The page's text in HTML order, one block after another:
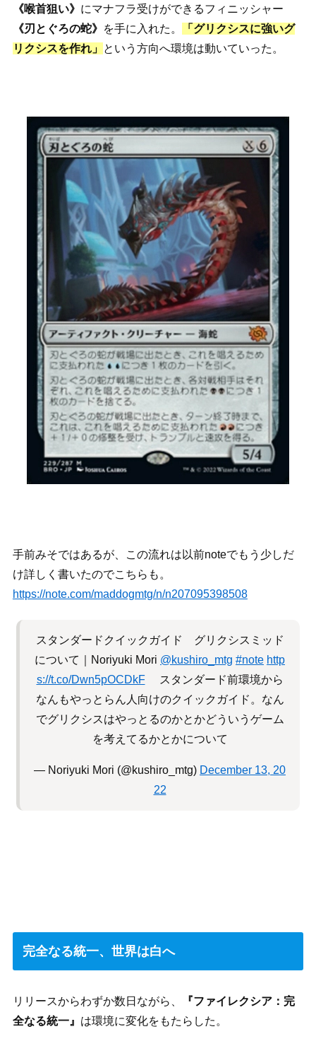
《喉首狙い》 にマナフラ受けができるフィニッシャー
《刃とぐろの蛇》 を手に入れた。
「グリクシスに強いグ
リクシスを作れ」 という方向へ環境は動いていった。
手前みそではあるが、この流れは以前noteでもう少しだ
け詳しく書いたのでこちらも。
https://note.com/maddogmtg/n/n207095398508
スタンダードクイックガイド グリクシスミッド
について｜Noriyuki Mori @kushiro_mtg #note http
s://t.co/Dwn5pOCDkFスタンダード前環境から
なんもやっとらん人向けのクイックガイド。なん
でグリクシスはやっとるのかとかどういうゲーム
を考えてるかとかについて
— Noriyuki Mori (@kushiro_mtg) December 13, 20
22
完全なる統一、世界は白へ
リリースからわずか数日ながら、
『ファイレクシア：完
全なる統一』 は環境に変化をもたらした。